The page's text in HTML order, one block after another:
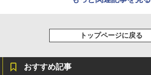
トップページに戻る
おすすめ記事